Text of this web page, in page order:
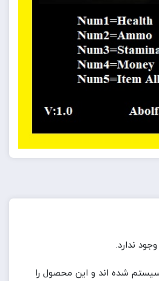
ندارد.
شده اند و این محصول را